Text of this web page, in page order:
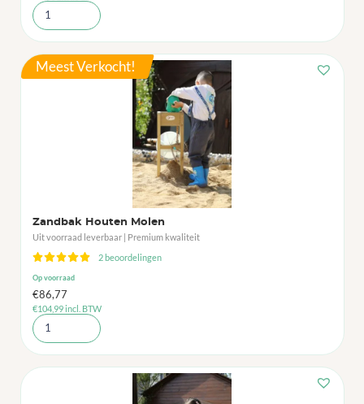
Meest Verkocht!
Zandbak Houten Molen
Uit voorraad leverbaar | Premium kwaliteit
2 beoordelingen
Op voorraad
€86,77
€104,99incl. BTW